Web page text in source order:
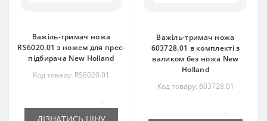
Важіль-тримач ножа
RS6020.01 з ножем для прес-
підбирача New Holland
Код товару: RS6020.01
Важіль-тримач ножа
603728.01 в комплекті з
валиком без ножа New
Holland
Код товару: 603728.01